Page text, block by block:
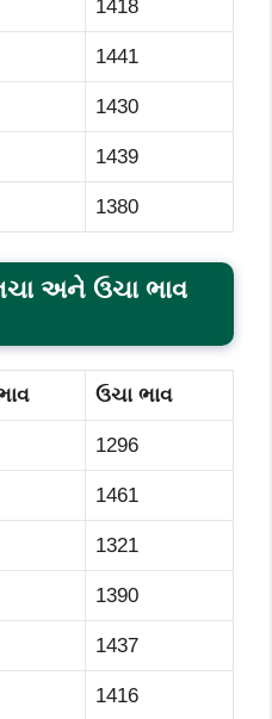
1418
1441
1430
1439
1380
અને ઉચા ભાવ
ઉચા ભાવ
1296
1461
1321
1390
1437
1416